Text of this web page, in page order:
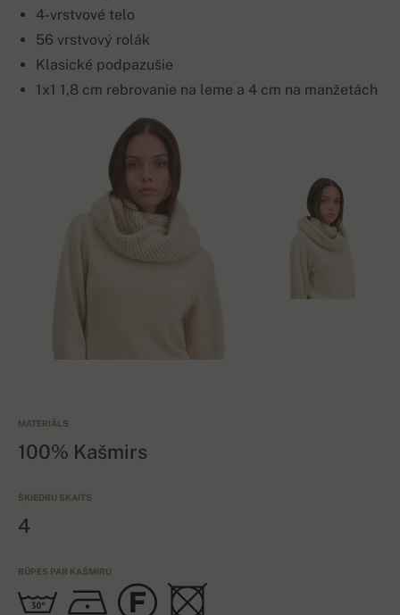
4-vrstvové telo
56 vrstvový rolák
Klasické podpazušie
1x1 1,8 cm rebrovanie na leme a 4 cm na manžetách
MATERIĀLS
100% Kašmirs
ŠĶIEDRU SKAITS
4
RŪPES PAR KAŠMIRU